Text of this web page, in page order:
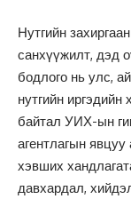
Нутгийн
санхүүжилт, дэд
бодлого нь улс,
нутгийн
байтал УИХ-ын
агентлагын
хэвших
давхардал,